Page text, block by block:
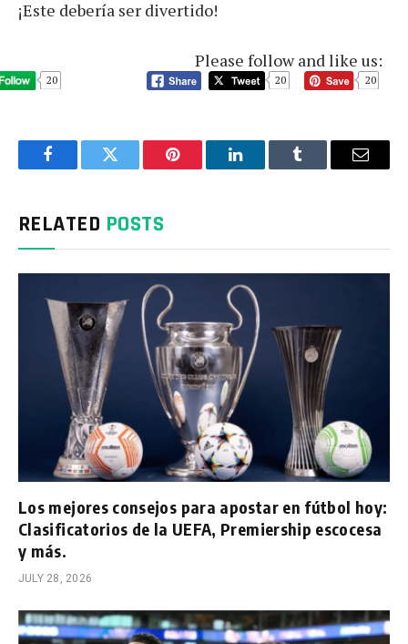
¡Este debería ser divertido!
Please follow and like us:
20 20 20
FacebookTwitter Pinterest LinkedInTumblr Email
RELATED POSTS
Los mejores consejos para apostar en fútbol hoy:
Clasificatorios de la UEFA, Premiership escocesa
y más.
JULY 28, 2026